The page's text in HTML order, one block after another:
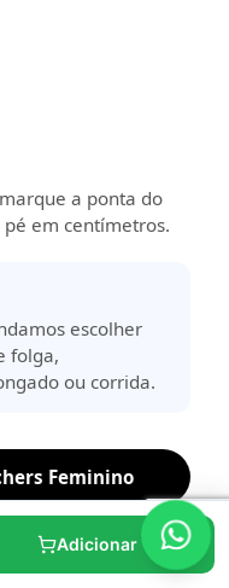
a ponta do
em centímetros.
escolher
folga,
ou corrida.
Feminino
Comprimento
do pé
Adicionar